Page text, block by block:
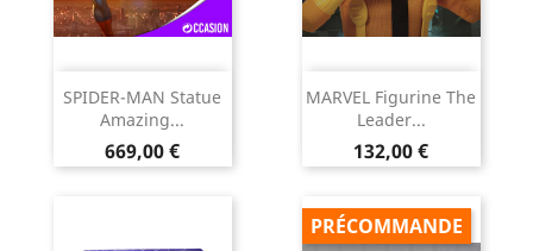
SPIDER-MAN Statue
Amazing...
Prix
669,00 €
MARVEL Figurine The
Leader...
Prix
132,00 €
PRÉCOMMANDE